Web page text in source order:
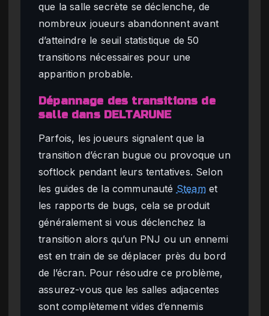
que la salle secrète se déclenche, de
nombreux joueurs abandonnent avant
d’atteindre le seuil statistique de 50
transitions nécessaires pour une
apparition probable.
Dépannage des transitions de
salle dans DELTARUNE
Parfois, les joueurs signalent que la
transition d’écran bugue ou provoque un
softlock pendant leurs tentatives. Selon
les guides de la communauté Steamet
les rapports de bugs, cela se produit
généralement si vous déclenchez la
transition alors qu’un PNJ ou un ennemi
est en train de se déplacer près du bord
de l’écran. Pour résoudre ce problème,
assurez-vous que les salles adjacentes
sont complètement vides d’ennemis